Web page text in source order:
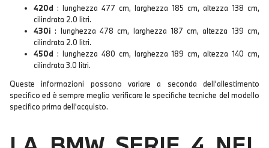
420d : lunghezza 477 cm, larghezza 185 cm, altezza 138 cm,
cilindrata 2.0 litri.
430i : lunghezza 478 cm, larghezza 187 cm, altezza 139 cm,
cilindrata 2.0 litri.
450d : lunghezza 480 cm, larghezza 189 cm, altezza 140 cm,
cilindrata 3.0 litri.
Queste informazioni possono variare a seconda dell'allestimento
specifico ed è sempre meglio verificare le specifiche tecniche del modello
specifico prima dell'acquisto.